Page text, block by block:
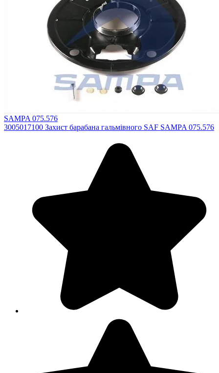
SAMPA 075.576
3005017100 Захист барабана гальмівного SAF SAMPA 075.576